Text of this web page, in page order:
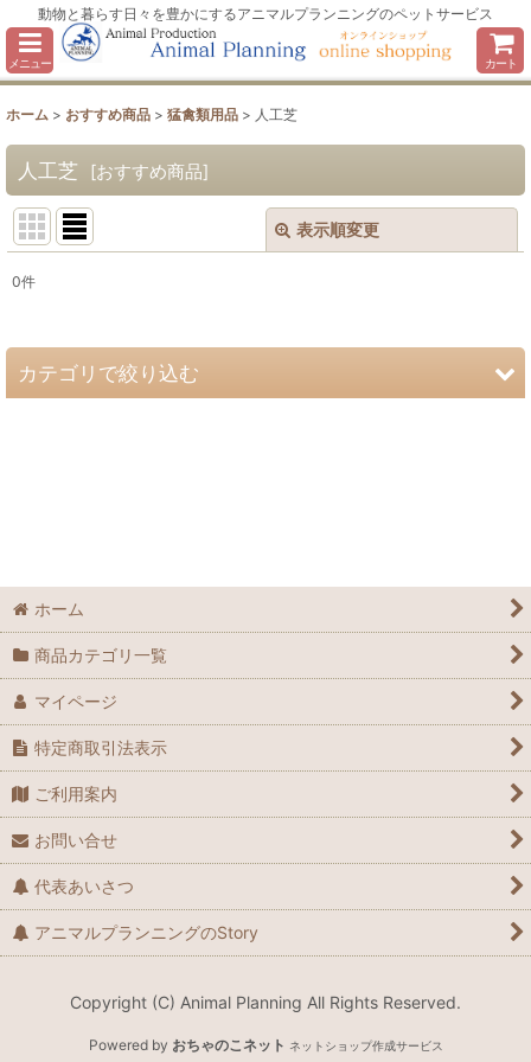
動物と暮らす日々を豊かにするアニマルプランニングのペットサービス
メニュー カート
ホーム > おすすめ商品 > 猛禽類用品 > 人工芝
人工芝 [おすすめ商品]
表示順変更
並び順 :
0件
カテゴリで絞り込む
ジェス
ハトメプライヤー
リーシュ
グローブ
人工芝
スイベル
その他グッズ
ホーム
商品カテゴリ一覧
マイページ
特定商取引法表示
ご利用案内
お問い合せ
代表あいさつ
アニマルプランニングのStory
Copyright (C) Animal Planning All Rights Reserved.
Powered by おちゃのこネット ネットショップ作成サービス